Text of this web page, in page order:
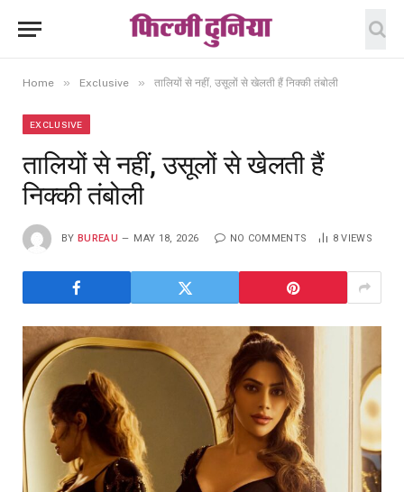
Home » Exclusive » तालियों से नहीं, उसूलों से खेलती हैं निक्की तंबोली
EXCLUSIVE
तालियों से नहीं, उसूलों से खेलती हैं
निक्की तंबोली
BY BUREAU MAY 18, 2026 NO COMMENTS 8VIEWS